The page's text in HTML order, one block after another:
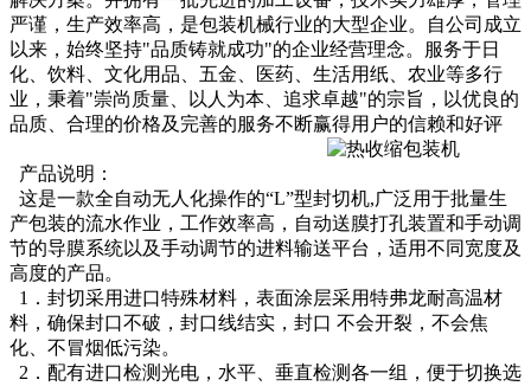
严谨，生产效率高，是包装机械行业的大型企业。自公司成立
以来，始终坚持"品质铸就成功"的企业经营理念。服务于日
化、饮料、文化用品、五金、医药、生活用纸、农业等多行
业，秉着"崇尚质量、以人为本、追求卓越"的宗旨，以优良的
品质、合理的价格及完善的服务不断赢得用户的信赖和好评
产品说明：
这是一款全自动无人化操作的“L”型封切机,广泛用于批量生
产包装的流水作业，工作效率高，自动送膜打孔装置和手动调
节的导膜系统以及手动调节的进料输送平台，适用不同宽度及
高度的产品。
1．封切采用进口特殊材料，表面涂层采用特弗龙耐高温材
料，确保封口不破，封口线结实，封口 不会开裂，不会焦
化、不冒烟低污染。
2．配有进口检测光电，水平、垂直检测各一组，便于切换选